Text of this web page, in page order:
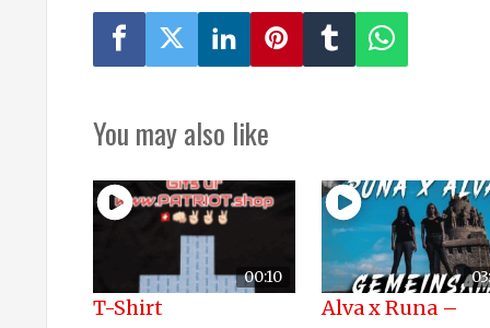
You may also like
00:10
T-Shirt
Alva x Runa –